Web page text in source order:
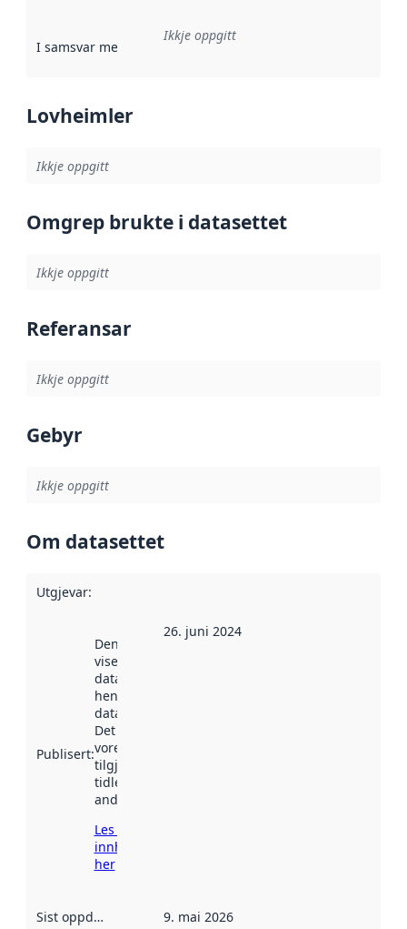
I samsvar med Referanse til ei implementeringsregel eller
Ikkje oppgitt
Lovheimler
Ikkje oppgitt
Omgrep brukte i datasettet
Ikkje oppgitt
Referansar
Ikkje oppgitt
Gebyr
Ikkje oppgitt
Om datasettet
Utgjevar:
Publisert:
Denne datoen
viser når
datasettet vart
henta inn av
data.norge.no.
Det kan ha
vore
tilgjengeleg
tidlegare
andre stader.
Les meir om
innhenting
her
26. juni 2024
Sist oppdatert 9. mai 2026